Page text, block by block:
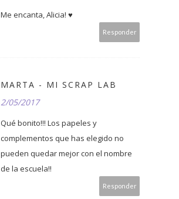
Me encanta, Alicia! ♥
Responder
MARTA - MI SCRAP LAB
2/05/2017
Qué bonito!!! Los papeles y
complementos que has elegido no
pueden quedar mejor con el nombre
de la escuela!!
Responder